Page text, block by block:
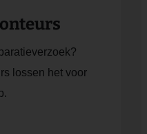
lossen het voor